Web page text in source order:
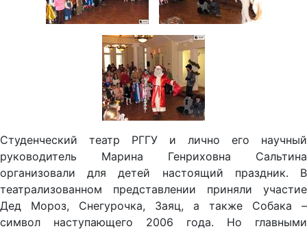
Студенческий театр РГГУ и лично его научный
руководитель Марина Генриховна Сальтина
организовали для детей настоящий праздник. В
театрализованном представлении приняли участие
Дед Мороз, Снегурочка, Заяц, а также Собака –
символ наступающего 2006 года. Но главными